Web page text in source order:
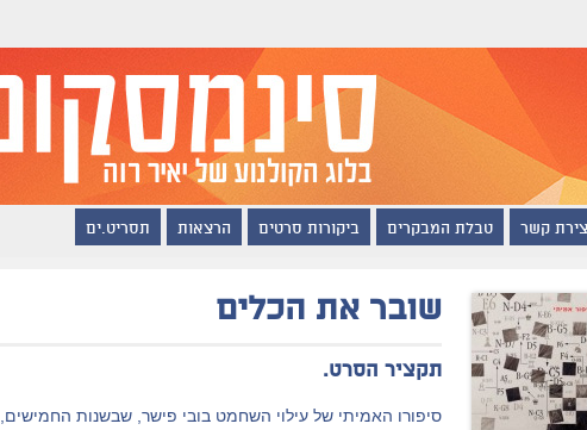
קשר טבלת המבקרים ביקורות סרטים הרצאות תסריט.ים
שובר את הכלים
תקציר הסרט.
סיפורו האמיתי של עילוי השחמט בובי פישר, שבשנות